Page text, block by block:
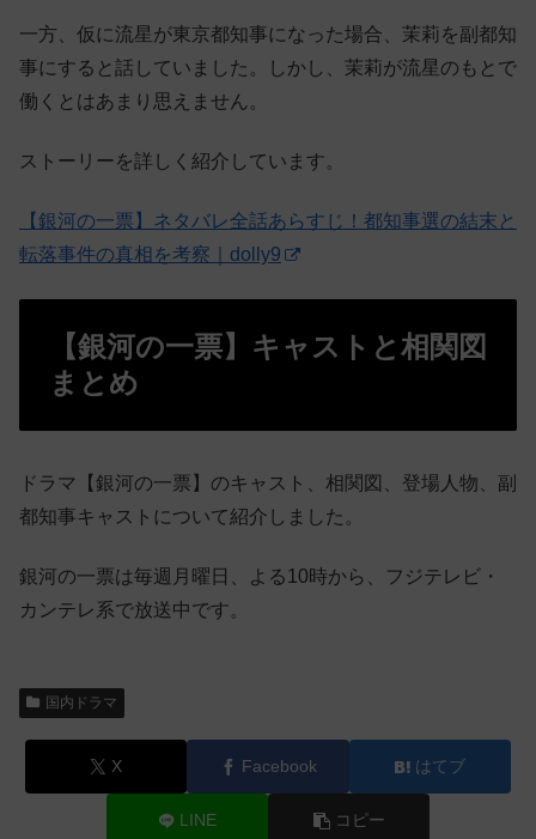
一方、仮に流星が東京都知事になった場合、茉莉を副都知
事にすると話していました。しかし、茉莉が流星のもとで
働くとはあまり思えません。
ストーリーを詳しく紹介しています。
【銀河の一票】ネタバレ全話あらすじ！都知事選の結末と
転落事件の真相を考察｜dolly9
【銀河の一票】キャストと相関図
まとめ
ドラマ【銀河の一票】のキャスト、相関図、登場人物、副
都知事キャストについて紹介しました。
銀河の一票は毎週月曜日、よる10時から、フジテレビ・
カンテレ系で放送中です。
国内ドラマ
X Facebook はてブ
LINE コピー